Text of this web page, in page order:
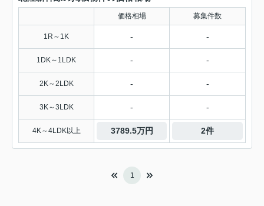
価格相場 募集件数
1R～1K - -
1DK～1LDK - -
2K～2LDK - -
3K～3LDK - -
4K～4LDK以上 3789.5万円 2件
1